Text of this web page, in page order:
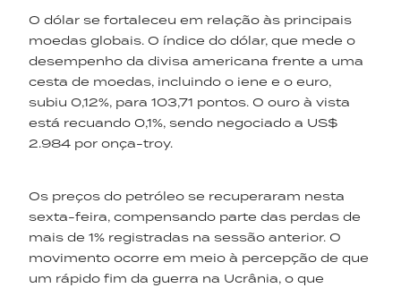
O dólar se fortaleceu em relação às principais
moedas globais. O índice do dólar, que mede o
desempenho da divisa americana frente a uma
cesta de moedas, incluindo o iene e o euro,
subiu 0,12%, para 103,71 pontos. O ouro à vista
está recuando 0,1%, sendo negociado a US$
2.984 por onça-troy.
Os preços do petróleo se recuperaram nesta
sexta-feira, compensando parte das perdas de
mais de 1% registradas na sessão anterior. O
movimento ocorre em meio à percepção de que
um rápido fim da guerra na Ucrânia, o que